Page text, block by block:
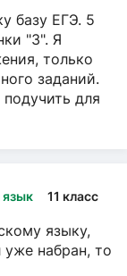
базу ЕГЭ. 5
"3". Я
только
заданий.
для
язык 11 класс
языку,
набран, то